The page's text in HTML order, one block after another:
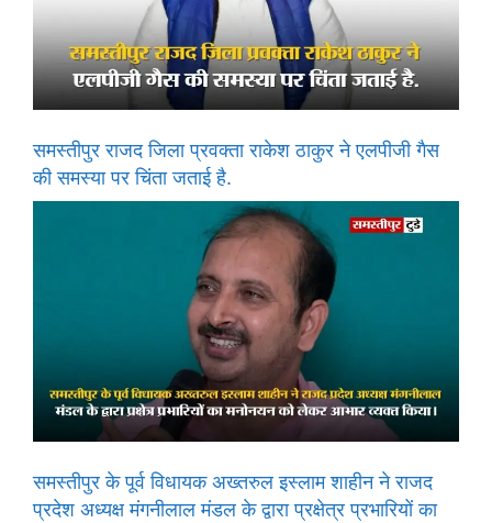
समस्तीपुर राजद जिला प्रवक्ता राकेश ठाकुर ने एलपीजी गैस
की समस्या पर चिंता जताई है.
समस्तीपुर के पूर्व विधायक अख्तरुल इस्लाम शाहीन ने राजद
प्रदेश अध्यक्ष मंगनीलाल मंडल के द्वारा प्रक्षेत्र प्रभारियों का